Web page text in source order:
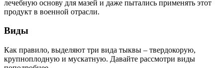
лечебную основу для мазей и даже пытались применять этот
продукт в военной отрасли.
Виды
Как правило, выделяют три вида тыквы – твердокорую,
крупноплодную и мускатную. Давайте рассмотри виды